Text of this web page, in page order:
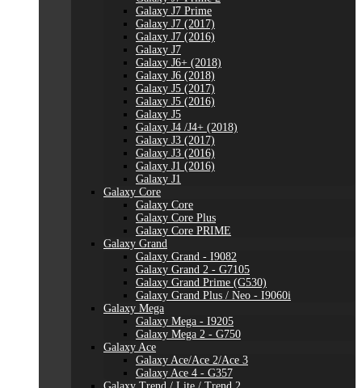
Galaxy J7 Prime
Galaxy J7 (2017)
Galaxy J7 (2016)
Galaxy J7
Galaxy J6+ (2018)
Galaxy J6 (2018)
Galaxy J5 (2017)
Galaxy J5 (2016)
Galaxy J5
Galaxy J4 /J4+ (2018)
Galaxy J3 (2017)
Galaxy J3 (2016)
Galaxy J1 (2016)
Galaxy J1
Galaxy Core
Galaxy Core
Galaxy Core Plus
Galaxy Core PRIME
Galaxy Grand
Galaxy Grand - I9082
Galaxy Grand 2 - G7105
Galaxy Grand Prime (G530)
Galaxy Grand Plus / Neo - I9060i
Galaxy Mega
Galaxy Mega - I9205
Galaxy Mega 2 - G750
Galaxy Ace
Galaxy Ace/Ace 2/Ace 3
Galaxy Ace 4 - G357